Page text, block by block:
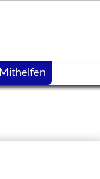
Mithelfen